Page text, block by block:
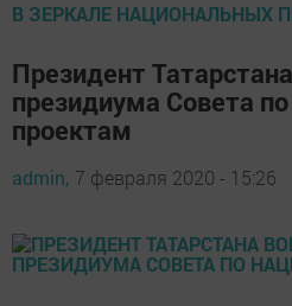
В ЗЕРКАЛЕ НАЦИОНАЛЬНЫХ
Президент
президиума Совета
проектам
admin, 7 февраля 2020 - 15:26